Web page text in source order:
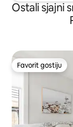
Ostali sjajni
Favorit gostiju
Favorit gostiju